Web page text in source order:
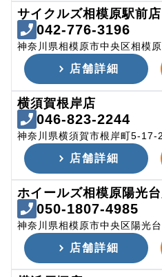
サイクルズ相模原駅前店
042-776-3196
神奈川県相模原市中央区相模
店舗詳細
横須賀根岸店
046-823-2244
神奈川県横須賀市根岸町5-17-
店舗詳細
ホイールズ相模原陽光
050-1807-4985
神奈川県相模原市中央区陽光
店舗詳細